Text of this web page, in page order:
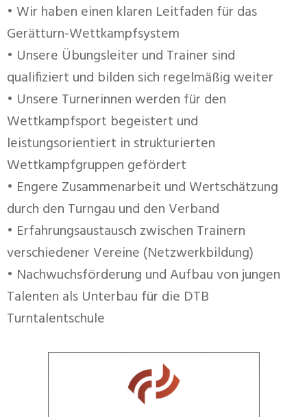
• Wir haben einen klaren Leitfaden für das
Gerätturn-Wettkampfsystem
• Unsere Übungsleiter und Trainer sind
qualifiziert und bilden sich regelmäßig weiter
• Unsere Turnerinnen werden für den
Wettkampfsport begeistert und
leistungsorientiert in strukturierten
Wettkampfgruppen gefördert
• Engere Zusammenarbeit und Wertschätzung
durch den Turngau und den Verband
• Erfahrungsaustausch zwischen Trainern
verschiedener Vereine (Netzwerkbildung)
• Nachwuchsförderung und Aufbau von jungen
Talenten als Unterbau für die DTB
Turntalentschule